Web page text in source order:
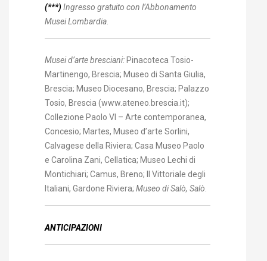
(***) Ingresso gratuito con l’Abbonamento
Musei Lombardia.
Musei d’arte bresciani: Pinacoteca Tosio-
Martinengo, Brescia; Museo di Santa Giulia,
Brescia; Museo Diocesano, Brescia; Palazzo
Tosio, Brescia (www.ateneo.brescia.it);
Collezione Paolo VI – Arte contemporanea,
Concesio; Martes, Museo d’arte Sorlini,
Calvagese della Riviera; Casa Museo Paolo
e Carolina Zani, Cellatica; Museo Lechi di
Montichiari; Camus, Breno; Il Vittoriale degli
Italiani, Gardone Riviera; Museo di Salò, Salò
ANTICIPAZIONI